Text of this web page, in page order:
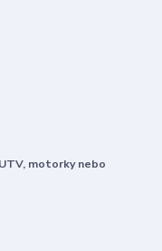
motorky nebo